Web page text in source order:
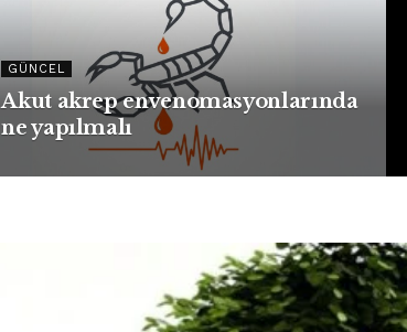
GÜNCEL
Akut akrep envenomasyonlarında
ne yapılmalı